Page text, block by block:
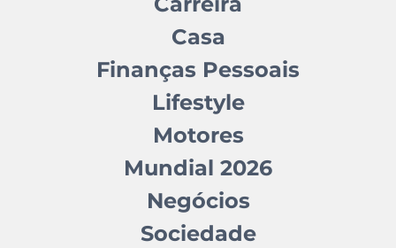
Casa
Finanças Pessoais
Lifestyle
Motores
Mundial 2026
Negócios
Sociedade